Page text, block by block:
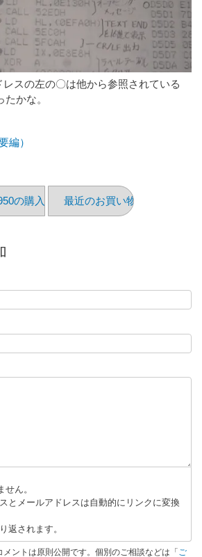
レスの左の〇は他から参照されている
たかな。
編）
の購入日 最近のお買い物（2024/6）
ん。
とメールアドレスは自動的にリンクに変換
返されます。
ントは原則公開です。個別のご相談などは「 ご